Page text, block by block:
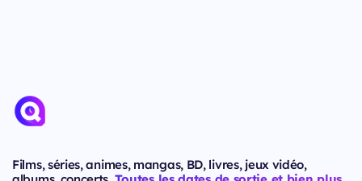
Films, séries, animes, mangas, BD, livres, jeux vidéo,